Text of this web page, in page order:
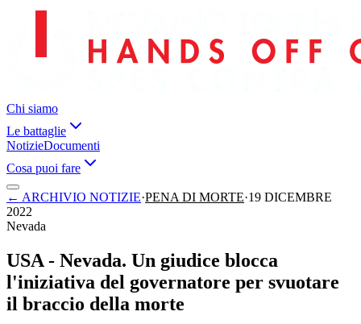
Chi siamo
Le battaglie
NotizieDocumenti
Cosa puoi fare
← ARCHIVIO NOTIZIE·PENA DI MORTE·19 DICEMBRE
2022
Nevada
USA - Nevada. Un giudice blocca
l'iniziativa del governatore per svuotare
il braccio della morte